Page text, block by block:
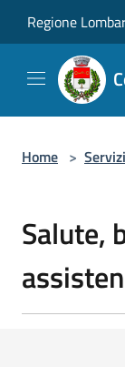
Regione
Home > Servizi
Salute,